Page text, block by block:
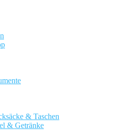
& Taschen
& Getränke